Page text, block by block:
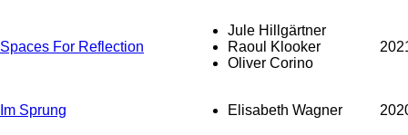
Spaces For Reflection
Jule Hillgärtner
Raoul Klooker
Oliver Corino
Im Sprung Elisabeth Wagner